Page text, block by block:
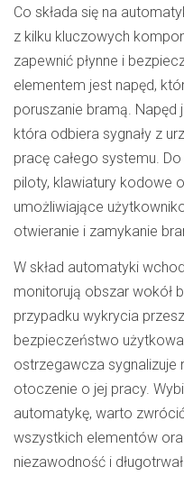
Co składa się na
z kilku kluczowych
zapewnić płynne i
elementem jest napęd,
poruszanie bramą. Napęd
która odbiera sygnały z
pracę całego systemu.
piloty, klawiatury kodowe
umożliwiające
otwieranie i zamykanie
W skład automatyki
monitorują obszar wokół
przypadku wykrycia
bezpieczeństwo
ostrzegawcza sygnalizuje
otoczenie o jej pracy.
automatykę, warto
wszystkich elementów
niezawodność i